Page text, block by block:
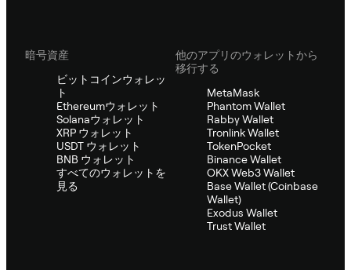
暗号資産
ビットコインウォレッ
ト
Ethereumウォレット
Solanaウォレット
XRP ウォレット
USDT ウォレット
BNB ウォレット
すべてのウォレットを
見る
他のアプリのウォレットから
移行する
MetaMask
Phantom Wallet
Rabby Wallet
Tronlink Wallet
TokenPocket
Binance Wallet
OKX Web3 Wallet
Base Wallet (Coinbase
Wallet)
Exodus Wallet
Trust Wallet